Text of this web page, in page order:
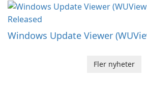
Windows Update Viewer
Fler nyheter